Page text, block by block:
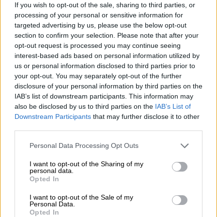
If you wish to opt-out of the sale, sharing to third parties, or
processing of your personal or sensitive information for
targeted advertising by us, please use the below opt-out
section to confirm your selection. Please note that after your
opt-out request is processed you may continue seeing
interest-based ads based on personal information utilized by
us or personal information disclosed to third parties prior to
your opt-out. You may separately opt-out of the further
disclosure of your personal information by third parties on the
IAB’s list of downstream participants. This information may
also be disclosed by us to third parties on the IAB’s List of
Downstream Participants that may further disclose it to other
Please note that this website/app uses one or more Google
not limited to your visit or usage behaviour. You may click to
grant or deny consent to Google and its third-party tags to
use your data for below specified purposes in below Google
consent section.
Personal Data Processing Opt Outs
I want to opt-out of the Sharing of my
personal data.
Opted In
I want to opt-out of the Sale of my
Personal Data.
Opted In
Απαγόρευση της στάσης και της
στάθμευσης των οχημάτων, από την
12.00' ώρα της 21-9-2024 έως την 01.00'
ώρα της 22-9-2024 επί της οδού
Αρχιμήδους, στο τμήμα της από Πλ.
Πλαστήρα έως την οδό Ανθίππου.
Αναλόγως τις επικρατούσες
κυκλοφοριακές συνθήκες ενδέχεται να
υπάρξει διακοπή της κυκλοφορίας των
οχημάτων, από την 17.00΄ ώρα της 21-9-
2024 έως την 01.00΄ώρα της 22-9-2024
επί των οδών:
Αρδηττού, στο τμήμα της από τη
συμβολή της με τη Λεωφ. Βουλιαγμένης
έως τη συμβολή της με τη Λεωφ. Βασ.
Όλγας, ρεύμα κυκλοφορίας προς Λεωφ.
Βασ. Κων/νου και στις καθέτους αυτής